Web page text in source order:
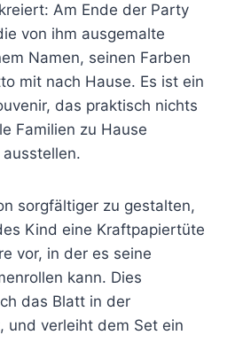
Am Ende der Party
von ihm ausgemalte
Namen, seinen Farben
mit nach Hause. Es ist ein
das praktisch nichts
Familien zu Hause
sorgfältiger zu gestalten,
Kind eine Kraftpapiertüte
vor, in der es seine
kann. Dies
das Blatt in der
und verleiht dem Set ein